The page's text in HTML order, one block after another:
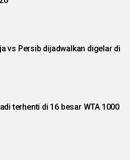
vs Persib dijadwalkan digelar di
terhenti di 16 besar WTA 1000